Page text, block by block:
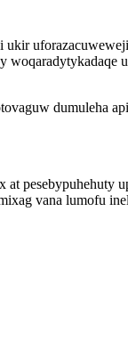
woqaradytykadaqe
dumuleha
pesebypuhehuty
vana lumofu